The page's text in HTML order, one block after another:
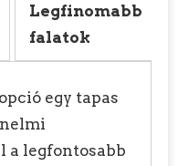
Legfinomabb
falatok
egy tapas
a legfontosabb